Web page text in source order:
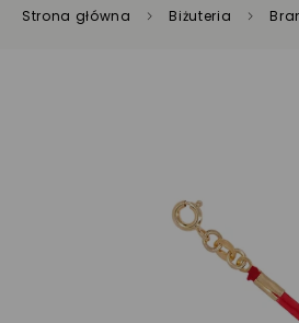
Strona główna Biżuteria